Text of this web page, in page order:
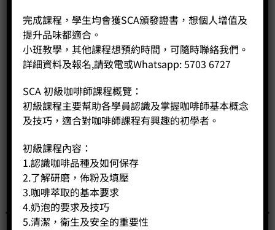
相關商品
完成課程，學生均會獲SCA頒發證書，想個人增值及
提升品味都適合。
小班教學，其他課程想預約時間，可隨時聯絡我們。
詳細資料及報名,請致電或Whatsapp: 5703 6727
SCA 初級咖啡師課程概覽：
初級課程主要幫助各學員認識及掌握咖啡師基本概念
及技巧，適合對咖啡師課程有興趣的初學者。
初級課程內容：
1.認識咖啡品種及如何保存
2.了解研磨，佈粉及填壓
3.咖啡萃取的基本要求
4.奶泡的要求及技巧
5.清潔，衛生及安全的重要性